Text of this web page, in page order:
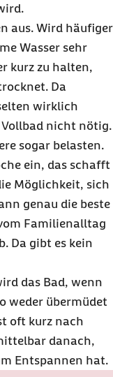
aus. Wird häufiger
Wasser sehr
kurz zu halten,
Da
wirklich
nicht nötig.
sogar belasten.
ein, das schafft
Möglichkeit, sich
genau die beste
Familienalltag
Da gibt es kein
das Bad, wenn
weder übermüdet
oft kurz nach
danach,
Entspannen hat.